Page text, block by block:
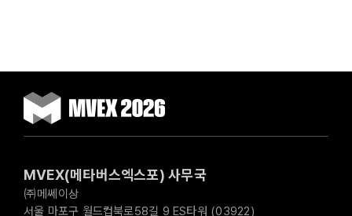
MVEX(메타버스엑스포) 사무국
㈜메쎄이상
서울 마포구 월드컵북로58길 9 ES타워 (03922)